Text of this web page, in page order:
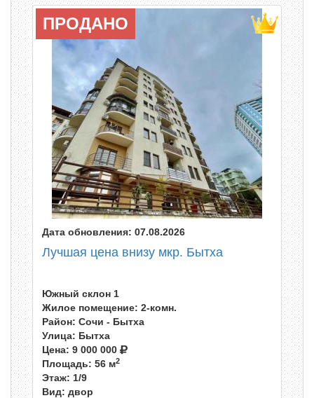
ПРОДАНО
Дата обновления: 07.08.2026
Лучшая цена внизу мкр. Бытха
Южный склон 1
Жилое помещение: 2-комн.
Район: Сочи - Бытха
Улица: Бытха
Цена: 9 000 000
Площадь: 56 м2
Этаж: 1/9
Вид: двор